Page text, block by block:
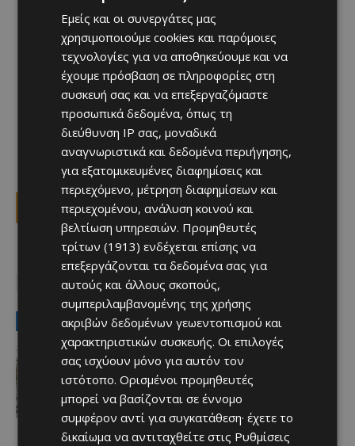
Facebook X Viber
Top ασυνομικά Λεμεσός ναρκωτικά
σύλληψη
LATEST NEWS
Ειδήσεις
ΚΕΡΑΙΕΣ ΣΤΙΣ ΒΡΕΤΑΝΙΚΕΣ ΒΑΣΕΙΣ –
Terra Cypria και BirdLife
συμμερίζονται τις ανησυχίες: «Κάθε
νέα ανάπτυξη απαιτεί ιδιαίτερη
προσοχή»
Afentiko - 07/08/2026
Εμείς και οι συνεργάτες μας
χρησιμοποιούμε cookies και παρόμοιες
τεχνολογίες για να αποθηκεύουμε και να
έχουμε πρόσβαση σε πληροφορίες στη
συσκευή σας και να επεξεργαζόμαστε
προσωπικά δεδομένα, όπως τη
διεύθυνση IP σας, μοναδικά
αναγνωριστικά και δεδομένα περιήγησης,
για εξατομικευμένες διαφημίσεις και
περιεχόμενο, μέτρηση διαφημίσεων και
περιεχομένου, ανάλυση κοινού και
βελτίωση υπηρεσιών. Προμηθευτές
τρίτων (1913) ενδέχεται επίσης να
επεξεργάζονται τα δεδομένα σας για
αυτούς και άλλους σκοπούς,
συμπεριλαμβανομένης της χρήσης
ακριβών δεδομένων γεωεντοπισμού και
χαρακτηριστικών συσκευής. Οι επιλογές
σας ισχύουν μόνο για αυτόν τον
ιστότοπο. Ορισμένοι προμηθευτές
μπορεί να βασίζονται σε έννομο
συμφέρον αντί για συγκατάθεση· έχετε το
δικαίωμα να αντιταχθείτε στις Ρυθμίσεις